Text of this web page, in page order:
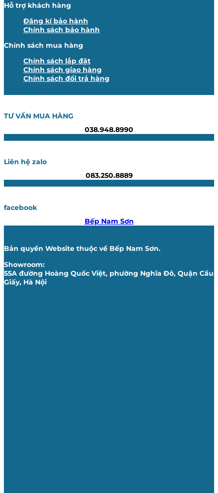
Hỗ trợ khách hàng
Đăng kí bảo hành
Chính sách bảo hành
Chính sách mua hàng
Chính sách lắp đặt
Chính sách giao hàng
Chính sách đổi trả hàng
TƯ VẤN MUA HÀNG
038.948.8990
Liên hệ zalo
083.250.8889
facebook
Bếp Nam Sơn
Bản quyền Website thuộc về Bếp Nam Sơn.
Showroom:
55A đường Hoàng Quốc Việt, phường Nghĩa Đô, Quận Cầu
Giấy, Hà Nội